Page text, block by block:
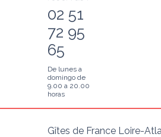
02 51
72 95
65
De lunes a
domingo de
9.00 a 20.00
horas
Gîtes de France Loire-